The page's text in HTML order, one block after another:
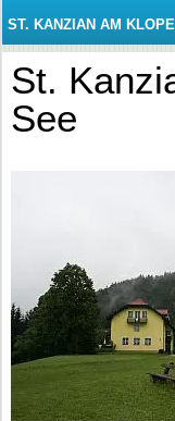
ST. KANZIAN AM
St.
See